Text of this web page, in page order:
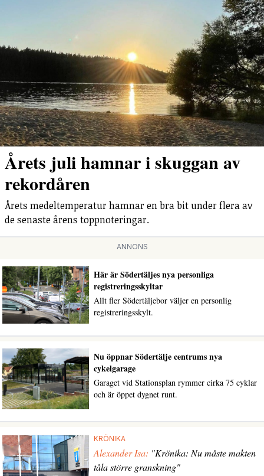
Årets juli hamnar i skuggan av
rekordåren
Årets medeltemperatur hamnar en bra bit under flera av
de senaste årens toppnoteringar.
ANNONS
Här är Södertäljes nya personliga
registreringsskyltar
Allt fler Södertäljebor väljer en personlig
registreringsskylt.
Nu öppnar Södertälje centrums nya
cykelgarage
Garaget vid Stationsplan rymmer cirka 75 cyklar
och är öppet dygnet runt.
KRÖNIKA
Alexander Isa: "Krönika: Nu måste makten
tåla större granskning"